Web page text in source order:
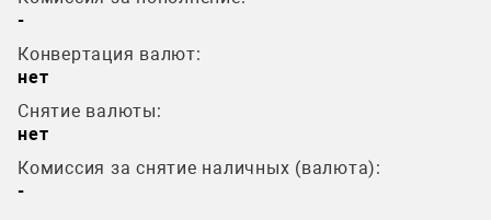
-
Конвертация валют:
нет
Снятие валюты:
нет
Комиссия за снятие наличных (валюта):
-